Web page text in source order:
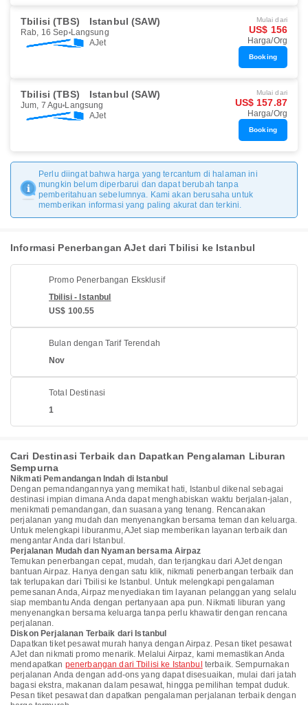
Tbilisi (TBS) Istanbul (SAW)
Rab, 16 Sep Langsung
AJet
Mulai dari
US$ 156
Harga/Org
Booking
Tbilisi (TBS) Istanbul (SAW)
Jum, 7 Agu Langsung
AJet
Mulai dari
US$ 157.87
Harga/Org
Booking
Perlu diingat bahwa harga yang tercantum di halaman ini
mungkin belum diperbarui dan dapat berubah tanpa
pemberitahuan sebelumnya. Kami akan berusaha untuk
memberikan informasi yang paling akurat dan terkini.
Informasi Penerbangan AJet dari Tbilisi ke Istanbul
Promo Penerbangan Eksklusif
Tbilisi - Istanbul
US$ 100.55
Bulan dengan Tarif Terendah
Nov
Total Destinasi
1
Cari Destinasi Terbaik dan Dapatkan Pengalaman Liburan
Sempurna
Nikmati Pemandangan Indah di Istanbul
Dengan pemandangannya yang memikat hati, Istanbul dikenal sebagai
destinasi impian dimana Anda dapat menghabiskan waktu berjalan-jalan,
menikmati pemandangan, dan suasana yang tenang. Rencanakan
perjalanan yang mudah dan menyenangkan bersama teman dan keluarga.
Untuk melengkapi liburanmu, AJet siap memberikan layanan terbaik dan
mengantar Anda dari Istanbul.
Perjalanan Mudah dan Nyaman bersama Airpaz
Temukan penerbangan cepat, mudah, dan terjangkau dari AJet dengan
bantuan Airpaz. Hanya dengan satu klik, nikmati penerbangan terbaik dan
tak terlupakan dari Tbilisi ke Istanbul. Untuk melengkapi pengalaman
pemesanan Anda, Airpaz menyediakan tim layanan pelanggan yang selalu
siap membantu Anda dengan pertanyaan apa pun. Nikmati liburan yang
menyenangkan bersama keluarga tanpa perlu khawatir dengan rencana
perjalanan.
Diskon Perjalanan Terbaik dari Istanbul
Dapatkan tiket pesawat murah hanya dengan Airpaz. Pesan tiket pesawat
AJet dan nikmati promo menarik. Melalui Airpaz, kami memastikan Anda
mendapatkan penerbangan dari Tbilisi ke Istanbul terbaik. Sempurnakan
perjalanan Anda dengan add-ons yang dapat disesuaikan, mulai dari jatah
bagasi ekstra, makanan dalam pesawat, hingga pemilihan tempat duduk.
Pesan tiket pesawat dan dapatkan pengalaman perjalanan terbaik dengan